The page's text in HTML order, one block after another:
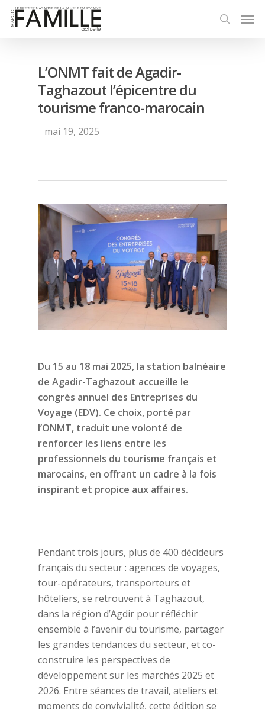
L’ONMT fait de Agadir-
Taghazout l’épicentre du
tourisme franco-marocain
mai 19, 2025
Du 15 au 18 mai 2025, la station balnéaire
de Agadir-Taghazout accueille le
congrès annuel des Entreprises du
Voyage (EDV). Ce choix, porté par
l’ONMT, traduit une volonté de
renforcer les liens entre les
professionnels du tourisme français et
marocains, en offrant un cadre à la fois
inspirant et propice aux affaires.
Pendant trois jours, plus de 400 décideurs
français du secteur : agences de voyages,
tour-opérateurs, transporteurs et
hôteliers, se retrouvent à Taghazout,
dans la région d’Agdir pour réfléchir
ensemble à l’avenir du tourisme, partager
les grandes tendances du secteur, et co-
construire les perspectives de
développement sur les marchés 2025 et
2026. Entre séances de travail, ateliers et
moments de convivialité, cette édition se